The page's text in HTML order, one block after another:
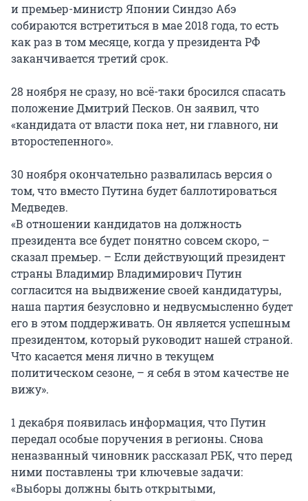
и премьер-министр Японии Синдзо Абэ
собираются встретиться в мае 2018 года, то есть
как раз в том месяце, когда у президента РФ
заканчивается третий срок.
28 ноября не сразу, но всё-таки бросился спасать
положение Дмитрий Песков. Он заявил, что
«кандидата от власти пока нет, ни главного, ни
второстепенного».
30 ноября окончательно развалилась версия о
том, что вместо Путина будет баллотироваться
Медведев.
«В отношении кандидатов на должность
президента все будет понятно совсем скоро, –
сказал премьер. – Если действующий президент
страны Владимир Владимирович Путин
согласится на выдвижение своей кандидатуры,
наша партия безусловно и недвусмысленно будет
его в этом поддерживать. Он является успешным
президентом, который руководит нашей страной.
Что касается меня лично в текущем
политическом сезоне, – я себя в этом качестве не
вижу».
1 декабря появилась информация, что Путин
передал особые поручения в регионы. Снова
неназванный чиновник рассказал РБК, что перед
ними поставлены три ключевые задачи:
«Выборы должны быть открытыми,